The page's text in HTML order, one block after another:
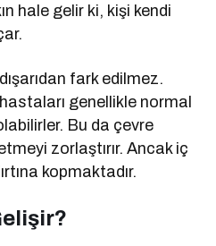
hale gelir ki, kişi kendi
fark edilmez.
genellikle normal
Bu da çevre
zorlaştırır. Ancak iç
kopmaktadır.